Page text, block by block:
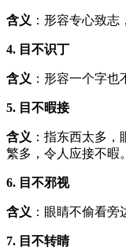
含义 ：形容专心致志
4. 目不识丁
含义 ：形容一个字也
5. 目不暇接
含义 ：指东西太多
繁多，令人应接不暇。
6. 目不邪视
含义 ：眼睛不偷看旁
7. 目不转睛